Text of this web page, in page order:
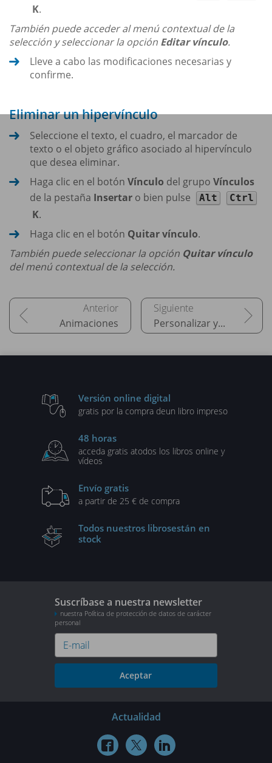
K.
También puede acceder al menú contextual de la
selección y seleccionar la opción Editar vínculo.
Lleve a cabo las modificaciones necesarias y
confirme.
Eliminar un hipervínculo
Seleccione el texto, el cuadro, el marcador de
texto o el objeto gráfico asociado al hipervínculo
que desea eliminar.
Haga clic en el botón Vínculo del grupo Vínculos
de la pestaña Insertar o bien pulse Alt Ctrl
K.
Haga clic en el botón Quitar vínculo.
También puede seleccionar la opción Quitar vínculo
del menú contextual de la selección.
Animaciones Personalizar y exportar una presentación
Versión online digital
gratis por la compra deun libro impreso
48 horas
acceda gratis atodos los libros online y
vídeos
Envío gratis
a partir de 25 € de compra
Todos nuestros librosestán en
stock
Suscríbase a nuestra newsletter
nuestra Política de protección de datos de carácter
personal
Aceptar
Actualidad
  